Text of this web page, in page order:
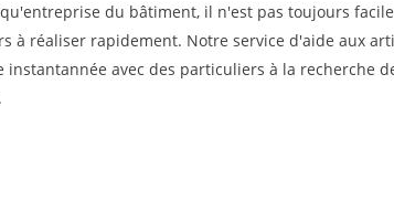
du bâtiment, il n'est pas toujours
à réaliser rapidement. Notre service d'aide aux
instantannée avec des particuliers à la recherche